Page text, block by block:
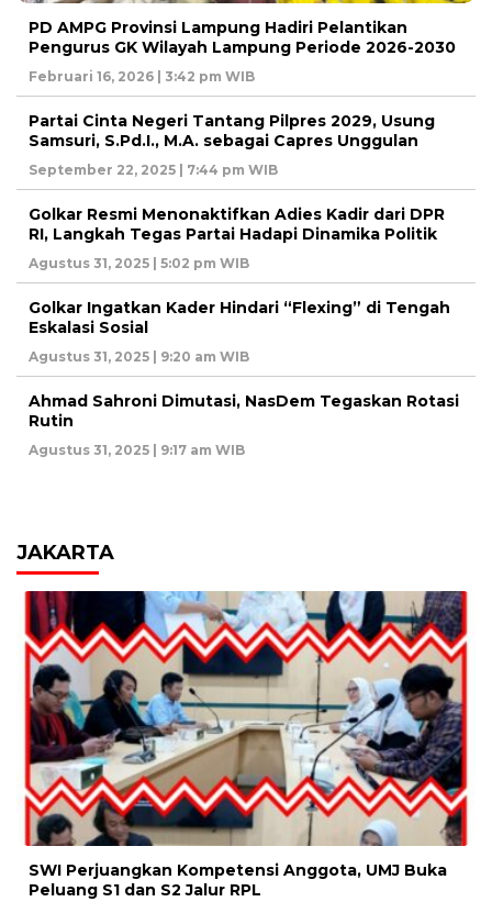
PD AMPG Provinsi Lampung Hadiri Pelantikan
Pengurus GK Wilayah Lampung Periode 2026-2030
Februari 16, 2026 | 3:42 pm WIB
Partai Cinta Negeri Tantang Pilpres 2029, Usung
Samsuri, S.Pd.I., M.A. sebagai Capres Unggulan
September 22, 2025 | 7:44 pm WIB
Golkar Resmi Menonaktifkan Adies Kadir dari DPR
RI, Langkah Tegas Partai Hadapi Dinamika Politik
Agustus 31, 2025 | 5:02 pm WIB
Golkar Ingatkan Kader Hindari “Flexing” di Tengah
Eskalasi Sosial
Agustus 31, 2025 | 9:20 am WIB
Ahmad Sahroni Dimutasi, NasDem Tegaskan Rotasi
Rutin
Agustus 31, 2025 | 9:17 am WIB
JAKARTA
SWI Perjuangkan Kompetensi Anggota, UMJ Buka
Peluang S1 dan S2 Jalur RPL